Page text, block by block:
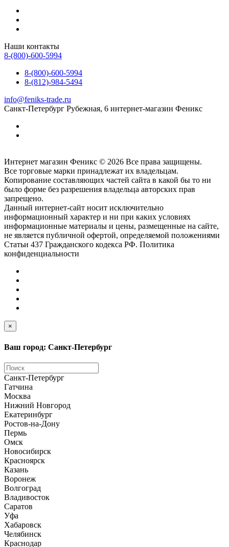
Наши контакты
8-(800)-600-5994
8-(800)-600-5994
8-(812)-984-5494
info@feniks-trade.ru
Санкт-Петербург Рубежная, 6 интернет-магазин Феникс
Интернет магазин Феникс © 2026 Все права защищены.
Все торговые марки принадлежат их владельцам.
Копирование составляющих частей сайта в какой бы то ни
было форме без разрешения владельца авторских прав
запрещено.
Данный интернет-сайт носит исключительно
информационный характер и ни при каких условиях
информационные материалы и цены, размещенные на сайте,
не является публичной офертой, определяемой положениями
Статьи 437 Гражданского кодекса РФ. Политика
конфиденциальности
×
Ваш город: Санкт-Петербург
Санкт-Петербург
Гатчина
Москва
Нижний Новгород
Екатеринбург
Ростов-на-Дону
Пермь
Омск
Новосибирск
Красноярск
Казань
Воронеж
Волгоград
Владивосток
Саратов
Уфа
Хабаровск
Челябинск
Краснодар